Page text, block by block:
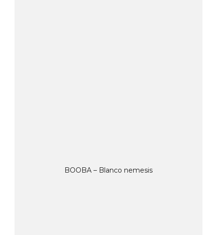
BOOBA – Blanco nemesis